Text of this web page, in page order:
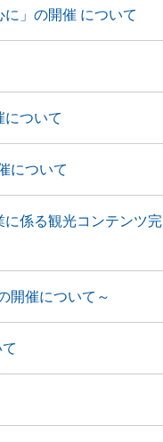
」の開催 について
について
について
に係る観光コンテンツ完
開催について～